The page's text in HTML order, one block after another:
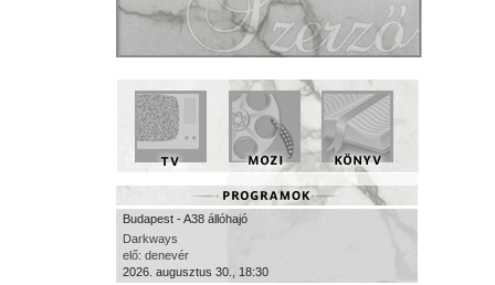
Budapest - A38 állóhajó
Darkways
elő: denevér
2026. augusztus 30., 18:30